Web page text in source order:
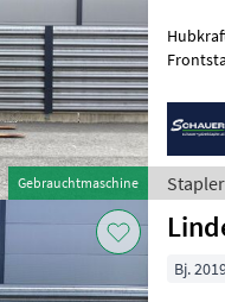
Gebrauchtmaschine
Frontstapler /
Bj.